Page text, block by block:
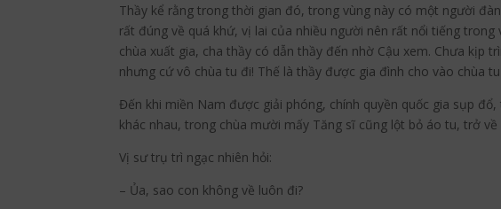
Thầy kể rằng trong thời gian đó, trong vùng này có một người
rất đúng về quá khứ, vị lai của nhiều người nên rất nổi tiếng
chùa xuất gia, cha thầy có dẫn thầy đến nhờ Cậu xem. Chưa kịp
nhưng cứ vô chùa tu đi! Thế là thầy được gia đình cho vào chùa
Đến khi miền Nam được giải phóng, chính quyền quốc gia sụp
khác nhau, trong chùa mười mấy Tăng sĩ cũng lột bỏ áo tu, trở
Vị sư trụ trì ngạc nhiên hỏi:
– Ủa, sao con không về luôn đi?